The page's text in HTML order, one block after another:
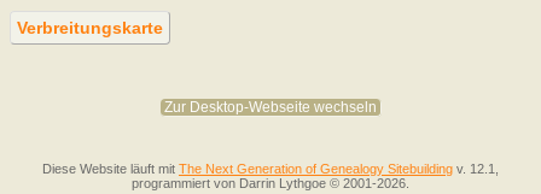
Verbreitungskarte
Zur Desktop-Webseite wechseln
Diese Website läuft mit The Next Generation of Genealogy Sitebuilding v. 12.1,
programmiert von Darrin Lythgoe © 2001-2026.